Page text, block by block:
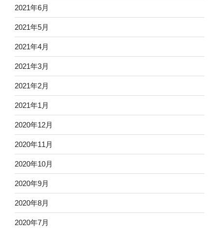
2021年6月
2021年5月
2021年4月
2021年3月
2021年2月
2021年1月
2020年12月
2020年11月
2020年10月
2020年9月
2020年8月
2020年7月